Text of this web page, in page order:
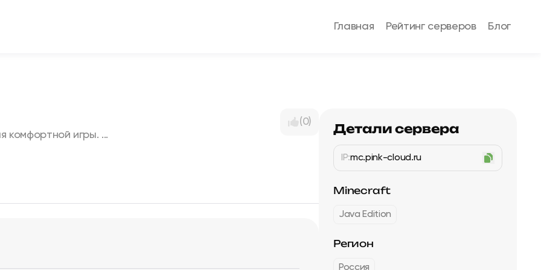
Главная Рейтинг серверов Блог
комфортной игры. ...
(0) Детали сервера
IP:mc.pink-cloud.ru
Minecraft
Java Edition
Регион
Россия